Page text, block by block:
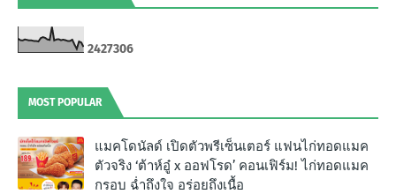
2427306
MOST POPULAR
แมคโดนัลด์ เปิดตัวพรีเซ็นเตอร์ แฟนไก่ทอดแมค
ตัวจริง ‘ต้าห์อู๋ x ออฟโรด’ คอนเฟิร์ม! ไก่ทอดแมค
กรอบ ฉํ่าถึงใจ อร่อยถึงเนื้อ